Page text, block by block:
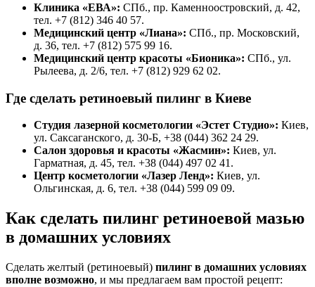
Клиника «ЕВА»: СПб., пр. Каменноостровский, д. 42,
тел. +7 (812) 346 40 57.
Медицинский центр «Лиана»: СПб., пр. Московский,
д. 36, тел. +7 (812) 575 99 16.
Медицинский центр красоты «Бионика»: СПб., ул.
Рылеева, д. 2/6, тел. +7 (812) 929 62 02.
Где сделать ретиноевый пилинг в Киеве
Студия лазерной косметологии «Эстет Студио»: Киев,
ул. Саксаганского, д. 30-Б, +38 (044) 362 24 29.
Салон здоровья и красоты «Жасмин»: Киев, ул.
Гарматная, д. 45, тел. +38 (044) 497 02 41.
Центр косметологии «Лазер Ленд»: Киев, ул.
Ольгинская, д. 6, тел. +38 (044) 599 09 09.
Как сделать пилинг ретиноевой мазью
в домашних условиях
Сделать желтый (ретиноевый) пилинг в домашних условиях
вполне возможно, и мы предлагаем вам простой рецепт: